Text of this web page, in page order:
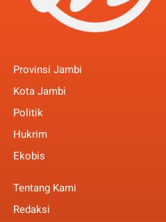
Provinsi Jambi
Kota Jambi
Politik
Hukrim
Ekobis
Tentang Kami
Redaksi